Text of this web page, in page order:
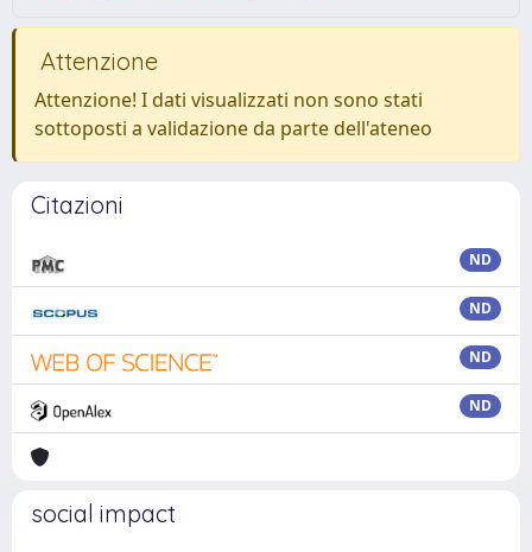
Attenzione
Attenzione! I dati visualizzati non sono stati
sottoposti a validazione da parte dell'ateneo
Citazioni
ND
ND
ND
ND
social impact